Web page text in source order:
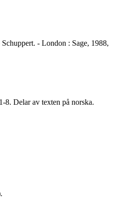
- London : Sage, 1988,
8. Delar av texten på norska.